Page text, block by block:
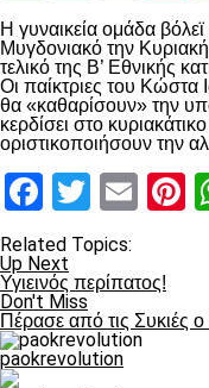
Η γυναικεία ομάδα
Μυγδονιακό την
τελικό της Β’ Εθνικής
Οι παίκτριες του Κώστα
θα «καθαρίσουν» την
κερδίσει στο
οριστικοποιήσουν την
Facebook
Twitter
Related Topics:
Up Next
Υγιεινός περίπατος!
Don't Miss
Πέρασε από τις Συκιές
paokrevolution